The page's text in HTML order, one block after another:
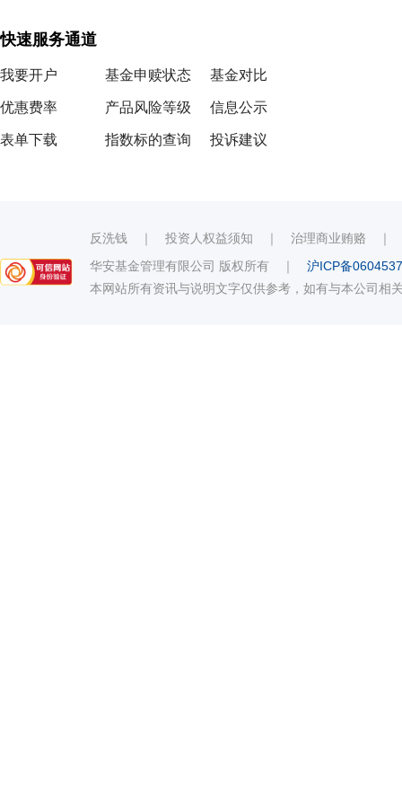
快速服务通道
我要开户
优惠费率
表单下载
基金申赎状态
产品风险等级
指数标的查询
基金对比
信息公示
投诉建议
反洗钱 ｜ 投资人权益须知 ｜ 治理商业贿赂
华安基金管理有限公司 版权所有 ｜ 沪ICP备
本网站所有资讯与说明文字仅供参考，如有与本公司相